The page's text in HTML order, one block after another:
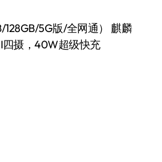
128GB/5G版/全网通） 麒麟
摄，40W超级快充